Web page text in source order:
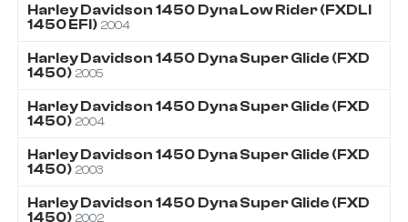
Harley Davidson 1450 Dyna Low Rider (FXDLI
1450 EFI) 2004
Harley Davidson 1450 Dyna Super Glide (FXD
1450) 2005
Harley Davidson 1450 Dyna Super Glide (FXD
1450) 2004
Harley Davidson 1450 Dyna Super Glide (FXD
1450) 2003
Harley Davidson 1450 Dyna Super Glide (FXD
1450) 2002